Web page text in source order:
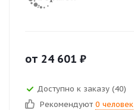
от 24 601 ₽
Доступно к заказу (40)
Рекомендуют 0 человек